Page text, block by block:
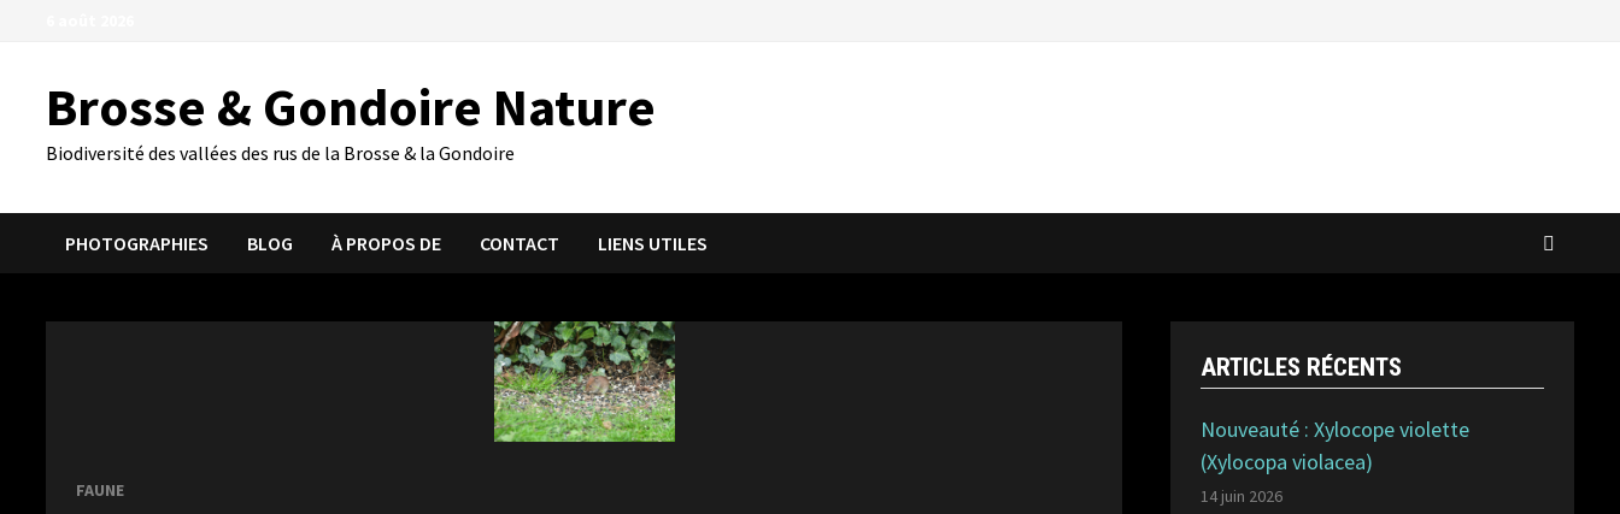
Brosse & Gondoire Nature
Biodiversité des vallées des rus de la Brosse & la Gondoire
PHOTOGRAPHIES BLOG À PROPOS DE CONTACT LIENS UTILES
FAUNE
ARTICLES RÉCENTS
Nouveauté : Xylocope violette
(Xylocopa violacea)
14 juin 2026